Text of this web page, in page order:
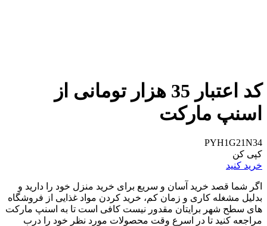
کد اعتبار 35 هزار تومانی از
اسنپ مارکت
PYH1G21N34
کپی کن
خرید کنید
اگر شما قصد خرید آسان و سریع برای خرید منزل خود را دارید و
بدلیل مشغله کاری و زمان کم، خرید کردن مواد غذایی از فروشگاه
های سطح شهر برایتان مقدور نیست کافی است تا به اسنپ مارکت
مراجعه کنید تا در اسرع وقت محصولات مورد نظر خود را درب